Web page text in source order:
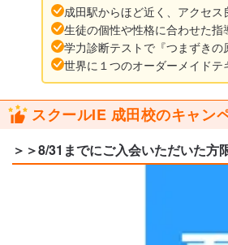
成田駅からほど近く、アクセ
生徒の個性や性格に合わせた指
学力診断テストで『つまずき
世界に１つのオーダーメイド
スクールIE 成田校のキャン
＞＞8/31までにご入会いただいた方